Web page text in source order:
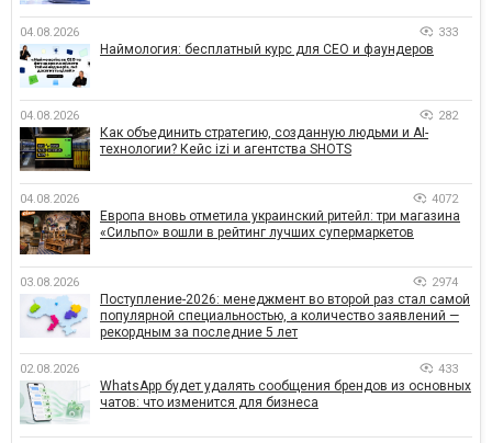
04.08.2026 333
Наймология: бесплатный курс для CEO и фаундеров
04.08.2026 282
Как объединить стратегию, созданную людьми и AI-
технологии? Кейс izi и агентства SHOTS
04.08.2026 4072
Европа вновь отметила украинский ритейл: три магазина
«Сильпо» вошли в рейтинг лучших супермаркетов
03.08.2026 2974
Поступление-2026: менеджмент во второй раз стал самой
популярной специальностью, а количество заявлений —
рекордным за последние 5 лет
02.08.2026 433
WhatsApp будет удалять сообщения брендов из основных
чатов: что изменится для бизнеса